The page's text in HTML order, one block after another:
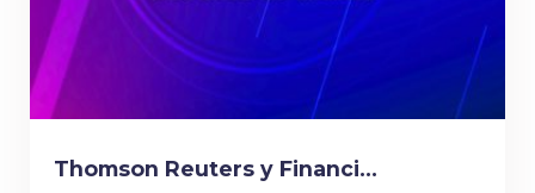
Thomson Reuters y Financi...